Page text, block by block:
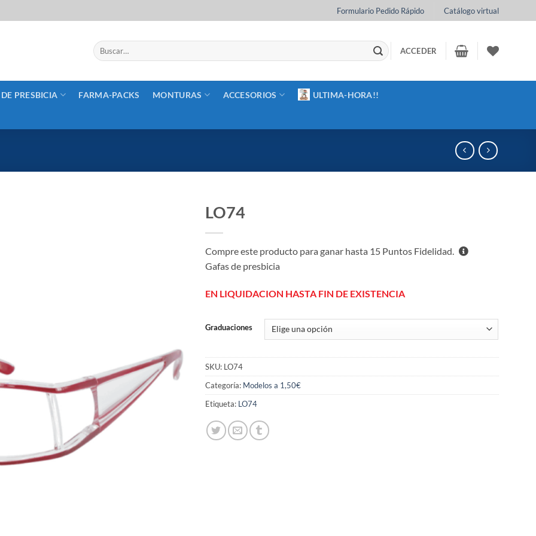
Formulario Pedido Rápido Catálogo virtual
Buscar
por:
ACCEDER
PRESBICIA FARMA-PACKS MONTURAS ACCESORIOS ULTIMA-HORA!!
LO74
Compre este producto para ganar hasta 15 Puntos Fidelidad.
Gafas de presbicia
EN LIQUIDACION HASTA FIN DE EXISTENCIA
Graduaciones
SKU: LO74
Categoría: Modelos a 1,50€
Etiqueta: LO74